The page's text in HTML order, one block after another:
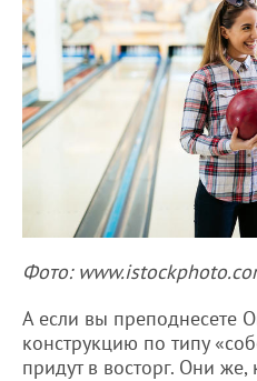
Фото:
А если вы преподнесете
конструкцию по типу
придут в восторг. Они